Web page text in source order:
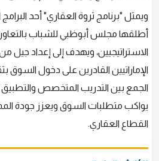
ويمثل "برنامج ثروة العقاري" أحد البرامج
أطلقها مجلس أبوظبي للشباب
الاستراتيجيين، ويهدف إلى إعداد جيل
الإماراتيين القادرين على دخول السوق
الجمع بين التدريب المتخصص والتطبيق
يواكب متطلبات السوق ويعزز جودة
القطاع العقاري.